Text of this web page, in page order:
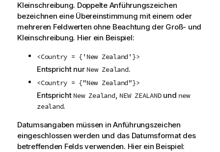
Kleinschreibung. Doppelte Anführungszeichen
bezeichnen eine Übereinstimmung mit einem oder
mehreren Feldwerten ohne Beachtung der Groß- und
Kleinschreibung. Hier ein Beispiel:
<Country = {'New Zealand'}>
Entspricht nur New Zealand.
<Country = {"New Zealand"}>
Entspricht New Zealand NEW ZEALANDund new
zealand.
Datumsangaben müssen in Anführungszeichen
eingeschlossen werden und das Datumsformat des
betreffenden Felds verwenden. Hier ein Beispiel: